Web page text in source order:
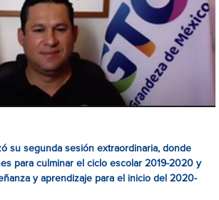
su segunda sesión extraordinaria, donde
para culminar el ciclo escolar 2019-2020 y
y aprendizaje para el inicio del 2020-